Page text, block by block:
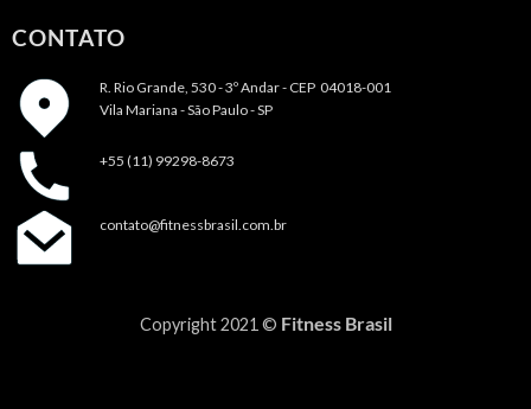
CONTATO
R. Rio Grande, 530 - 3º Andar - CEP 04018-001
Vila Mariana - São Paulo - SP
+55 (11) 99298-8673
contato@fitnessbrasil.com.br
Copyright 2021 © Fitness Brasil